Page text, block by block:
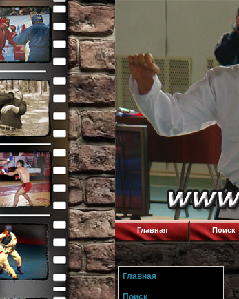
Главная Поиск
Главная
Поиск